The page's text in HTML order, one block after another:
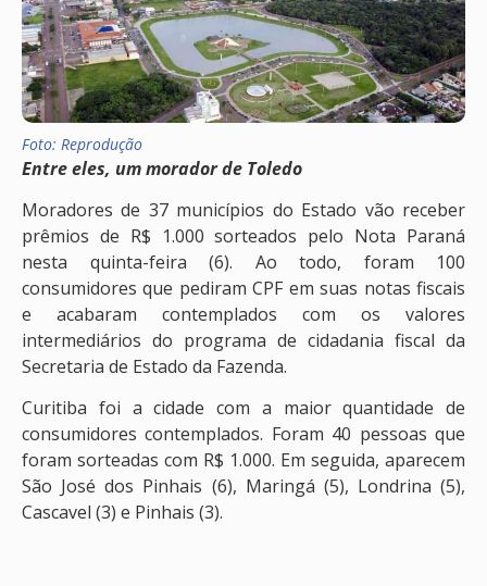
Foto: Reprodução
Entre eles, um morador de Toledo
Moradores de 37 municípios do Estado vão receber
prêmios de R$ 1.000 sorteados pelo Nota Paraná
nesta quinta-feira (6). Ao todo, foram 100
consumidores que pediram CPF em suas notas fiscais
e acabaram contemplados com os valores
intermediários do programa de cidadania fiscal da
Secretaria de Estado da Fazenda.
Curitiba foi a cidade com a maior quantidade de
consumidores contemplados. Foram 40 pessoas que
foram sorteadas com R$ 1.000. Em seguida, aparecem
São José dos Pinhais (6), Maringá (5), Londrina (5),
Cascavel (3) e Pinhais (3).